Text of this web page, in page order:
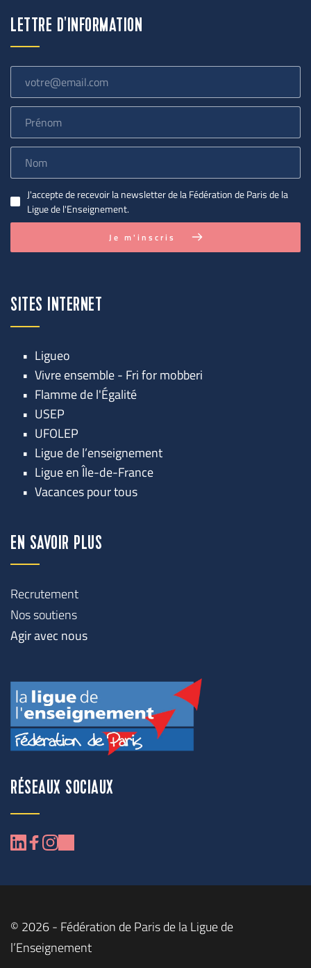
LETTRE D'INFORMATION
J'accepte de recevoir la newsletter de la Fédération de Paris de la
Ligue de l'Enseignement.
Je m'inscris
SITES INTERNET
Ligueo
Vivre ensemble - Fri for mobberi
Flamme de l'Égalité
USEP
UFOLEP
Ligue de l’enseignement
Ligue en Île-de-France
Vacances pour tous
EN SAVOIR PLUS
Recrutement
Nos soutiens
Agir avec nous
RÉSEAUX SOCIAUX
© 2026 - Fédération de Paris de la Ligue de
l’Enseignement